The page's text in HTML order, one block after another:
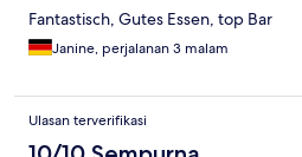
Fantastisch, Gutes Essen, top Bar
Janine, perjalanan 3 malam
Ulasan terverifikasi